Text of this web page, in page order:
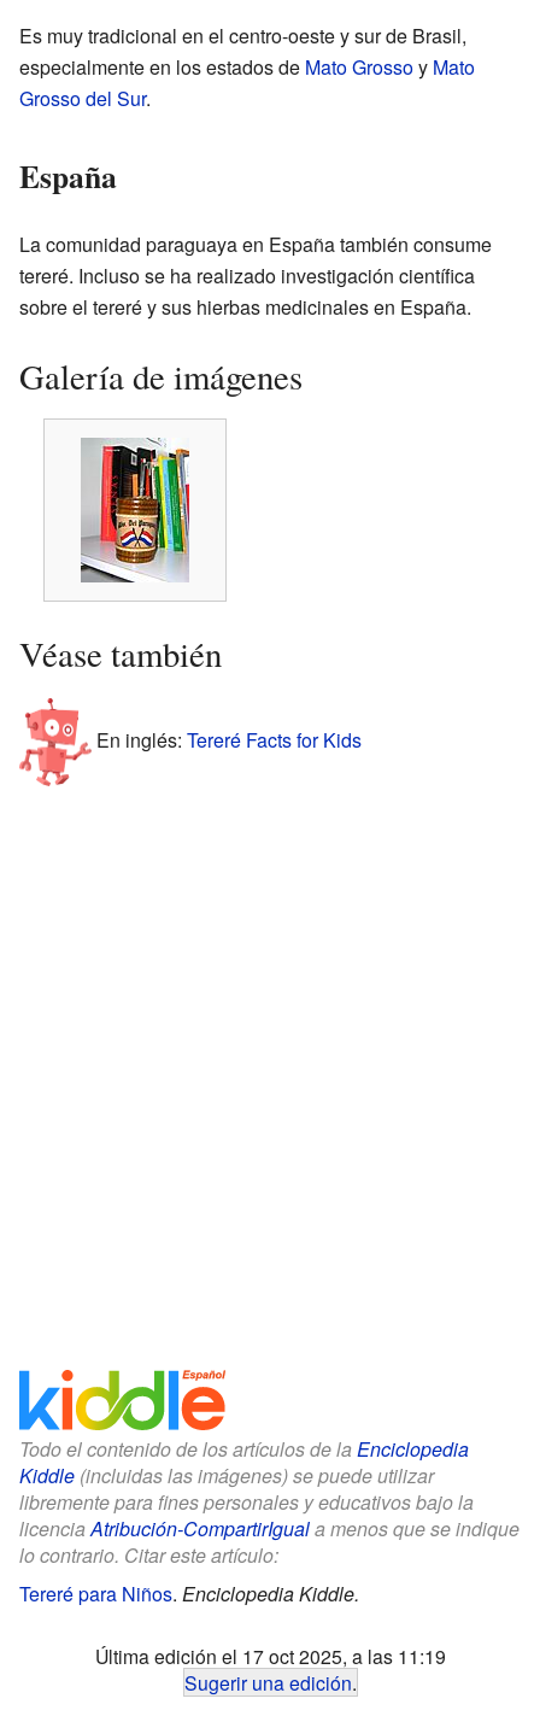
Es muy tradicional en el centro-oeste y sur de Brasil,
especialmente en los estados de Mato Grossoy Mato
Grosso del Sur.
España
La comunidad paraguaya en España también consume
tereré. Incluso se ha realizado investigación científica
sobre el tereré y sus hierbas medicinales en España.
Galería de imágenes
Véase también
En inglés: Tereré Facts for Kids
Todo el contenido de los artículos de la Enciclopedia
Kiddle (incluidas las imágenes) se puede utilizar
libremente para fines personales y educativos bajo la
licenciaAtribución-CompartirIguala menos que se indique
lo contrario. Citar este artículo:
Tereré para Niños. Enciclopedia Kiddle.
Última edición el 17 oct 2025, a las 11:19
Sugerir una edición.